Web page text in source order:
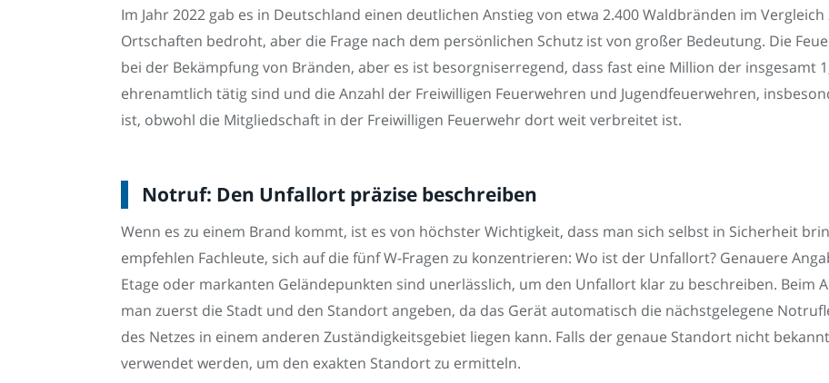
Im Jahr 2022 gab es in Deutschland einen deutlichen Anstieg von etwa 2.400 Waldbränden im
Ortschaften bedroht, aber die Frage nach dem persönlichen Schutz ist von großer Bedeutung. Die
bei der Bekämpfung von Bränden, aber es ist besorgniserregend, dass fast eine Million der insgesamt
ehrenamtlich tätig sind und die Anzahl der Freiwilligen Feuerwehren und Jugendfeuerwehren,
ist, obwohl die Mitgliedschaft in der Freiwilligen Feuerwehr dort weit verbreitet ist.
Notruf: Den Unfallort präzise beschreiben
Wenn es zu einem Brand kommt, ist es von höchster Wichtigkeit, dass man sich selbst in Sicherheit
empfehlen Fachleute, sich auf die fünf W-Fragen zu konzentrieren: Wo ist der Unfallort? Genauere
Etage oder markanten Geländepunkten sind unerlässlich, um den Unfallort klar zu beschreiben. Beim
man zuerst die Stadt und den Standort angeben, da das Gerät automatisch die nächstgelegene
des Netzes in einem anderen Zuständigkeitsgebiet liegen kann. Falls der genaue Standort nicht
verwendet werden, um den exakten Standort zu ermitteln.